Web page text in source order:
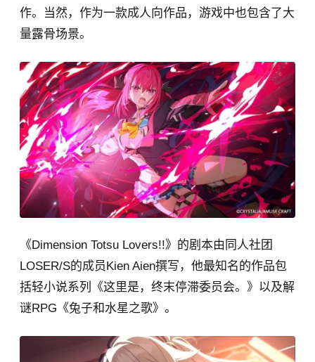
作。当然，作为一款成人向作品，游戏中也包含了大
量露骨场景。
《Dimension Totsu Lovers!!》的剧本由同人社团
LOSER/S的成员Kien Aien撰写，他最知名的作品包
括轻小说系列《这里是，终末停滞委员会。》以及解
谜RPG《兔子和水星之歌》。